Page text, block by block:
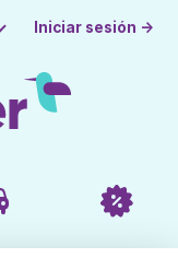
Iniciar sesión →